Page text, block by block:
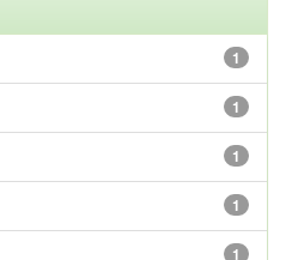
1
1
1
1
1